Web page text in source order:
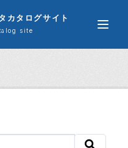
カタログサイト
site